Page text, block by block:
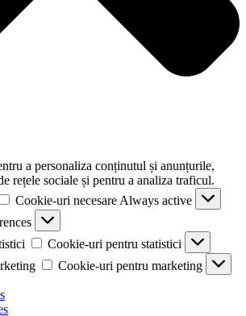
a personaliza conținutul și anunțurile,
rețele sociale și pentru a analiza traficul.
Cookie-uri necesare Always active
Cookie-uri pentru statistici
Cookie-uri pentru marketing